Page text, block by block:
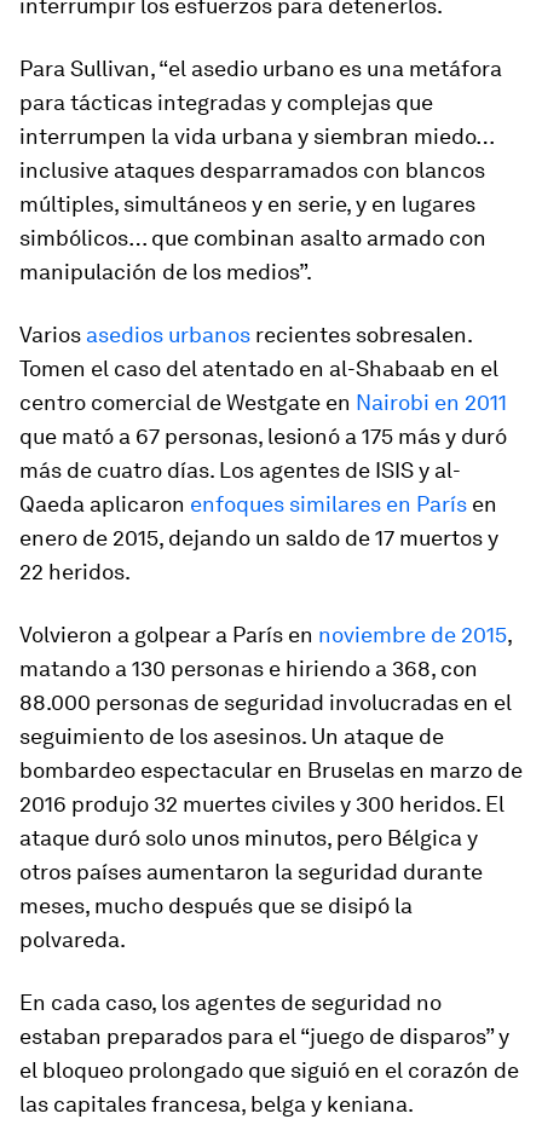
interrumpir los esfuerzos para detenerlos.
Para Sullivan, “el asedio urbano es una metáfora
para tácticas integradas y complejas que
interrumpen la vida urbana y siembran miedo…
inclusive ataques desparramados con blancos
múltiples, simultáneos y en serie, y en lugares
simbólicos… que combinan asalto armado con
manipulación de los medios”.
Varios asedios urbanos recientes sobresalen.
Tomen el caso del atentado en al-Shabaab en el
centro comercial de Westgate en Nairobi en 2011
que mató a 67 personas, lesionó a 175 más y duró
más de cuatro días. Los agentes de ISIS y al-
Qaeda aplicaron enfoques similares en París en
enero de 2015, dejando un saldo de 17 muertos y
22 heridos.
Volvieron a golpear a París en noviembre de 2015,
matando a 130 personas e hiriendo a 368, con
88.000 personas de seguridad involucradas en el
seguimiento de los asesinos. Un ataque de
bombardeo espectacular en Bruselas en marzo de
2016 produjo 32 muertes civiles y 300 heridos. El
ataque duró solo unos minutos, pero Bélgica y
otros países aumentaron la seguridad durante
meses, mucho después que se disipó la
polvareda.
En cada caso, los agentes de seguridad no
estaban preparados para el “juego de disparos” y
el bloqueo prolongado que siguió en el corazón de
las capitales francesa, belga y keniana.